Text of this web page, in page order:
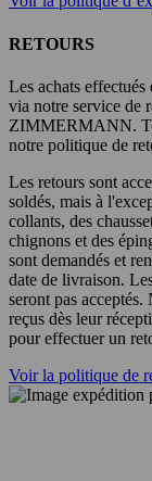
RETOURS
Les achats
via notre service de
ZIMMERMANN.
notre politique de
Les retours sont
soldés, mais à
collants, des
chignons et des
sont demandés et
date de livraison.
seront pas acceptés.
reçus dès leur
pour effectuer un
Voir la politique de